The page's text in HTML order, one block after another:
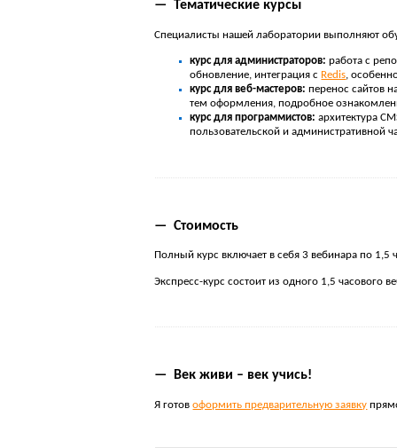
— Тематические курсы
Специалисты нашей лаборатории выполняют
курс для администраторов: работа с
обновление, интеграция с Redis,
курс для веб-мастеров: перенос сайтов
тем оформления, подробное
курс для программистов: архитектура
пользовательской и административной
— Стоимость
Полный курс включает в себя 3 вебинара по 1,5
Экспресс-курс состоит из одного 1,5 часового
— Век живи – век учись!
Я готовоформить предварительную заявку